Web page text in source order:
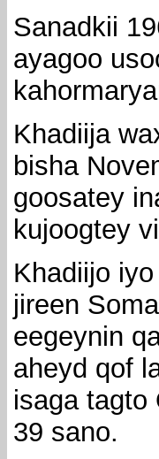
Sanadkii
ayagoo
Khadiija
bisha
goosatey
kujoogtey
Khadiijo
jireen
eegeynin
aheyd qof
isaga tagto
39 sano.